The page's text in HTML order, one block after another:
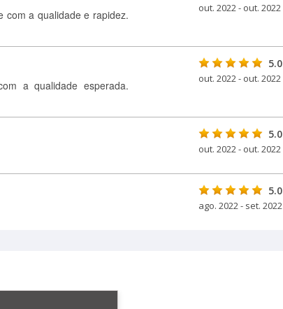
com a qualidade e rapidez.
out. 2022 - out. 2022
a qualidade esperada.
5.0
out. 2022 - out. 2022
5.0
out. 2022 - out. 2022
5.0
ago. 2022 - set. 2022